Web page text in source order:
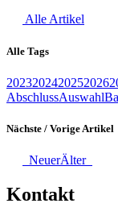
Alle Artikel
Alle Tags
2023202420252026
AbschlussAuswahl
Nächste / Vorige Artikel
NeuerÄlter
Kontakt